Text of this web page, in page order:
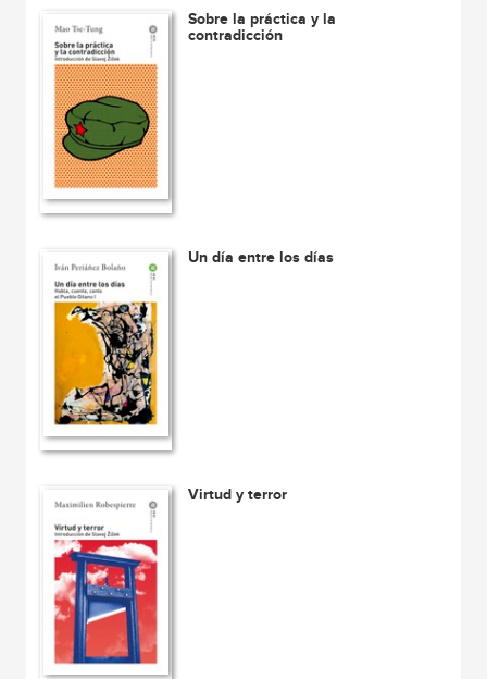
Sobre la práctica y la
contradicción
Un día entre los días
Virtud y terror